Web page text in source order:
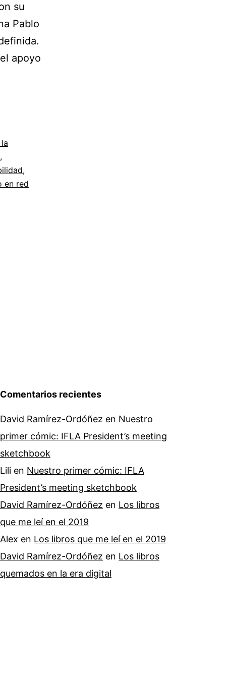
su
Pablo
apoyo
,
,
en red
Comentarios recientes
David Ramírez-Ordóñez en Nuestro
primer cómic: IFLA President’s meeting
sketchbook
Lili en Nuestro primer cómic: IFLA
President’s meeting sketchbook
David Ramírez-Ordóñez en Los libros
que me leí en el 2019
Alex en Los libros que me leí en el 2019
David Ramírez-Ordóñez en Los libros
quemados en la era digital